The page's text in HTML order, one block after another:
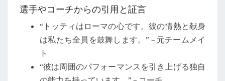
選手やコーチからの引用と証言
“トッティはローマの心です。彼の情熱と献身
は私たち全員を鼓舞します。” – 元チームメイ
ト
“彼は周囲のパフォーマンスを引き上げる独自